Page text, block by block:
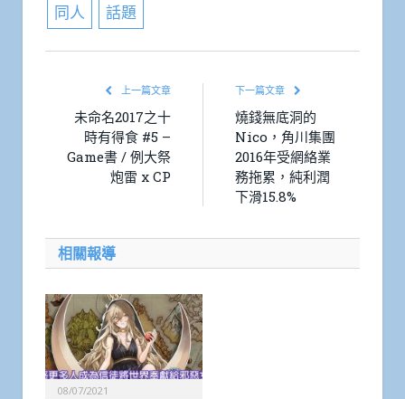
同人 話題
上一篇文章
未命名2017之十
時有得食 #5 –
Game書 / 例大祭
炮雷 x CP
下一篇文章
燒錢無底洞的
Nico，角川集團
2016年受網絡業
務拖累，純利潤
下滑15.8%
相關報導
08/07/2021